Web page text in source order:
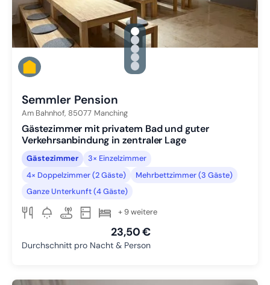
gallery.slide_selector
Zu Slide 1 wechseln
Zu Slide 2 wechseln
Zu Slide 3 wechseln
Zu Slide 4 wechseln
Zu Slide 5 wechseln
Semmler Pension
Am Bahnhof, 85077 Manching
Gästezimmer mit privatem Bad und guter
Verkehrsanbindung in zentraler Lage
Gästezimmer
3× Einzelzimmer
4× Doppelzimmer (2 Gäste)
Mehrbettzimmer (3 Gäste)
Ganze Unterkunft (4 Gäste)
+ 9 weitere
23,50 €
Durchschnitt pro Nacht & Person